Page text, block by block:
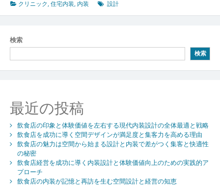
癒
す
デ
ザ
イ
ン
クリニック,住宅内装, 内装 設計
検索
検索
最近の投稿
飲食店の印象と体験価値を左右する現代内装設計の全体最適と戦略
飲食店を成功に導く空間デザインが満足度と集客力を高める理由
飲食店の魅力は空間から始まる設計と内装で差がつく集客と快適性
の秘密
飲食店経営を成功に導く内装設計と体験価値向上のための実践的ア
プローチ
飲食店の内装が記憶と再訪を生む空間設計と経営の知恵